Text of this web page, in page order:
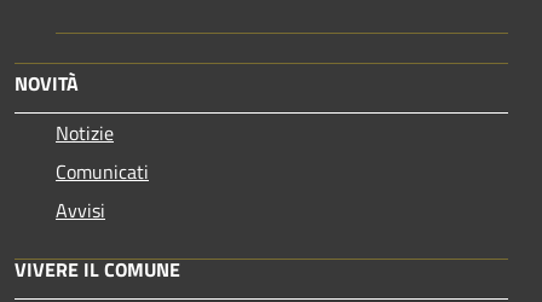
NOVITÀ
Notizie
Comunicati
Avvisi
VIVERE IL COMUNE